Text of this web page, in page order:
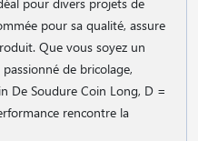
pour sa qualité, assure
Que vous soyez un
de bricolage,
De Soudure Coin Long, D =
rencontre la